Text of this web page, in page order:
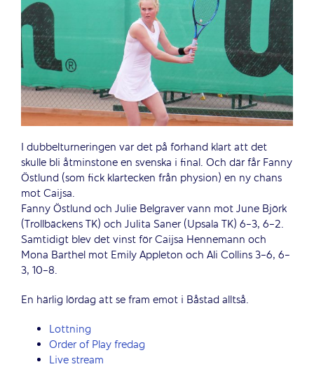
I dubbelturneringen var det på förhand klart att det
skulle bli åtminstone en svenska i final. Och där får Fanny
Östlund (som fick klartecken från physion) en ny chans
mot Caijsa.
Fanny Östlund och Julie Belgraver vann mot June Björk
(Trollbäckens TK) och Julita Saner (Upsala TK) 6-3, 6-2.
Samtidigt blev det vinst för Caijsa Hennemann och
Mona Barthel mot Emily Appleton och Ali Collins 3-6, 6-
3, 10-8.
En härlig lördag att se fram emot i Båstad alltså.
Lottning
Order of Play fredag
Live stream